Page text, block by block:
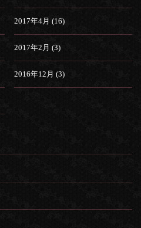
2017年4月 (16)
2017年2月 (3)
2016年12月 (3)